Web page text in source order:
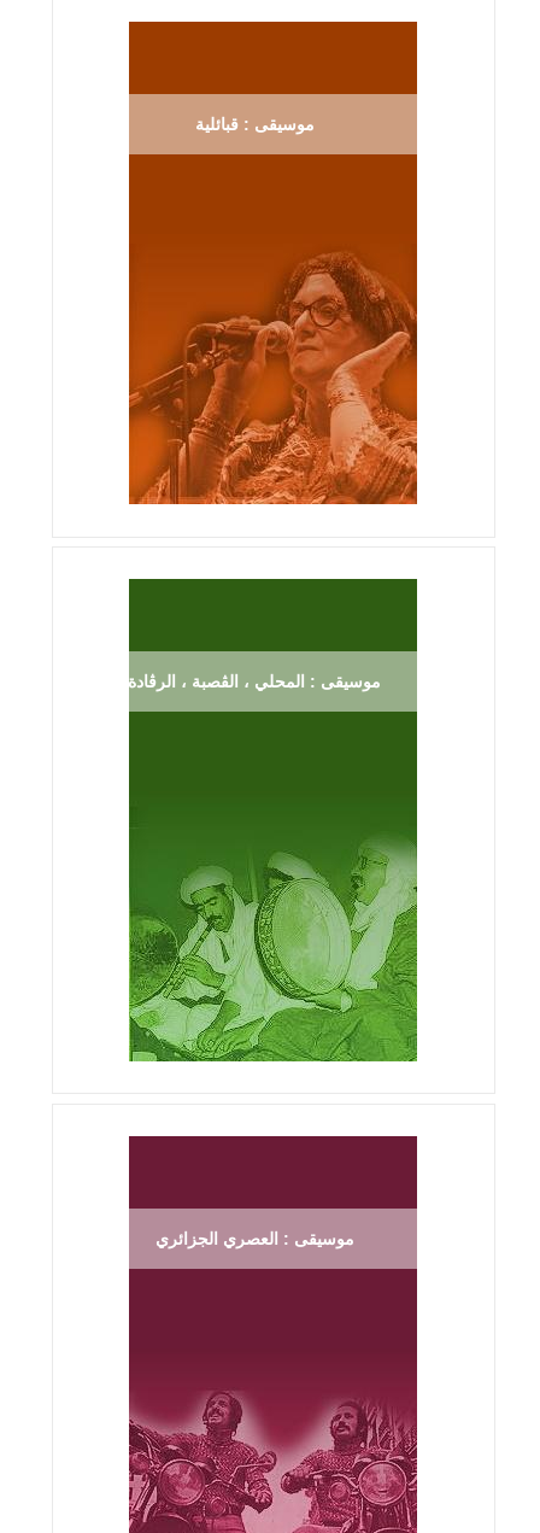
موسيقى : قبائلية
موسيقى : المحلي ، الڨصبة ، الرڨادة
موسيقى : العصري الجزائري